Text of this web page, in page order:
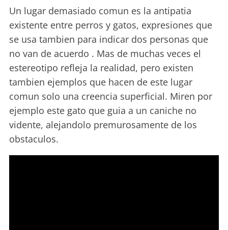
Un lugar demasiado comun es la antipatia
existente entre perros y gatos, expresiones que
se usa tambien para indicar dos personas que
no van de acuerdo . Mas de muchas veces el
estereotipo refleja la realidad, pero existen
tambien ejemplos que hacen de este lugar
comun solo una creencia superficial. Miren por
ejemplo este gato que guia a un caniche no
vidente, alejandolo premurosamente de los
obstaculos.